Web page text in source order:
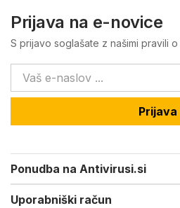
Prijava na e-novice
S prijavo soglašate z našimi pravili o
Prijava
Ponudba na Antivirusi.si
Uporabniški račun